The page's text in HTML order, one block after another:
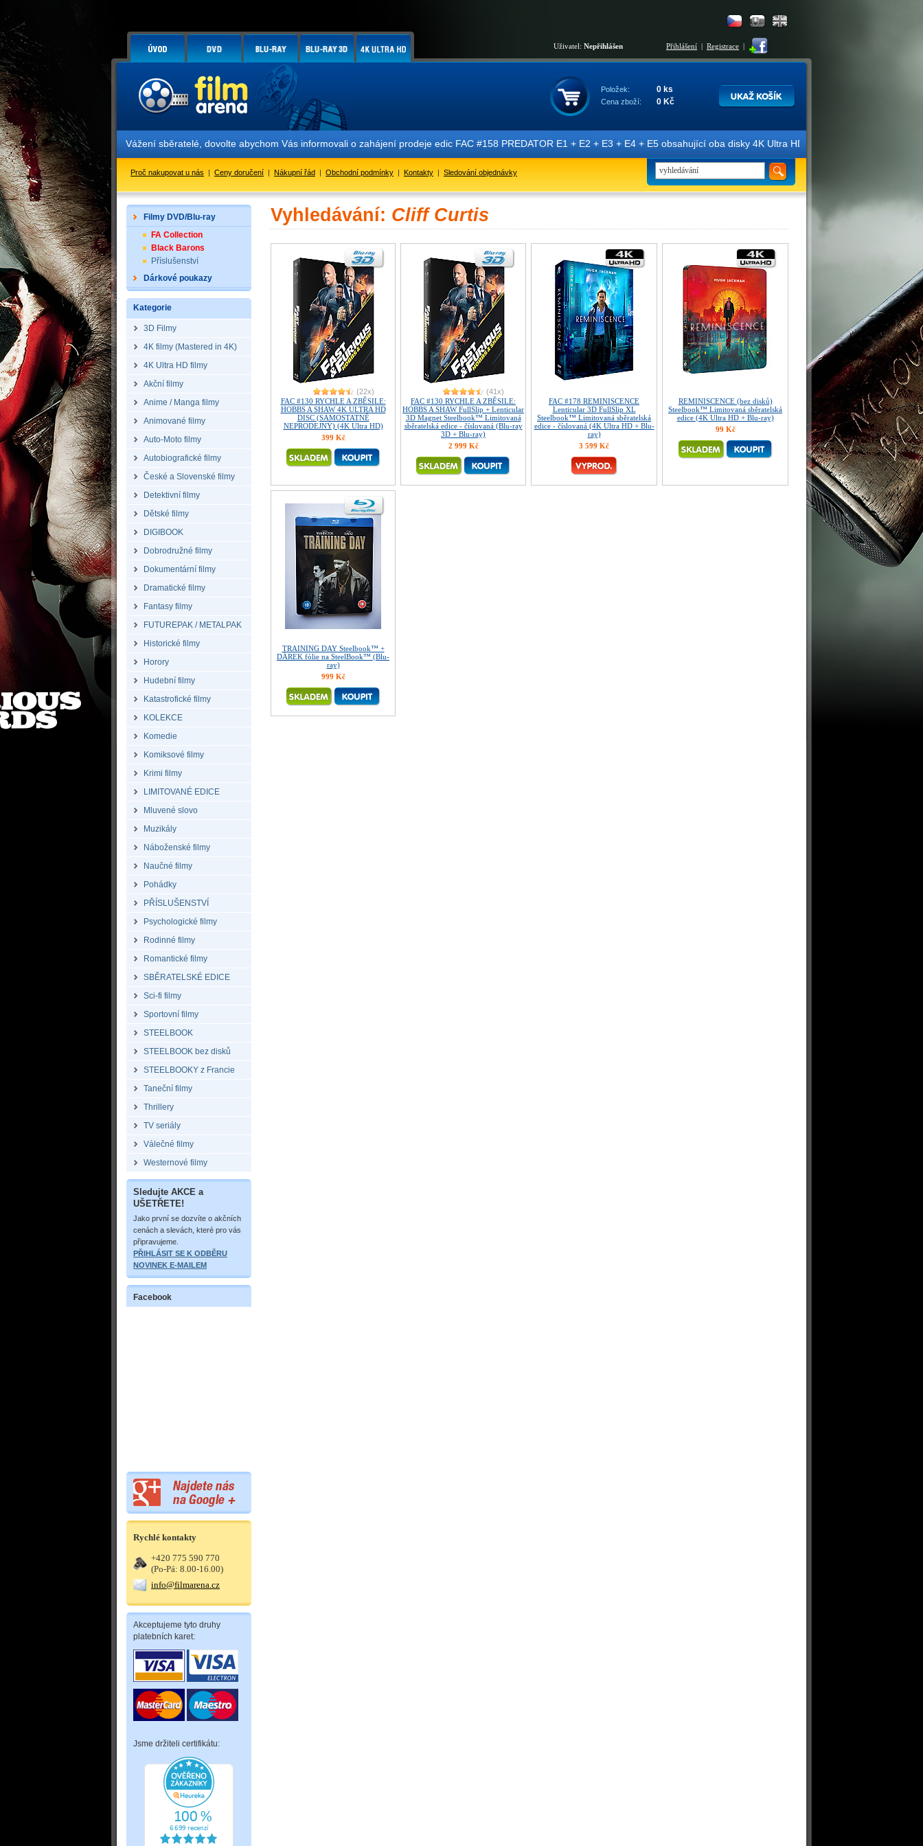
Uživatel: Nepřihlášen Přihlášení | Registrace |
Položek: 0 ks
Cena zboží: 0 Kč
Vážení sběratelé, dovolte abychom Vás informovali o zahájení prodeje edic FAC #158 PREDATOR E1 + E2 + E3 + E4 + E5 obsahující oba disky 4K Ultra HD + Blu-ray 3D/2D.
Proč nakupovat u nás | Ceny doručení | Nákupní řád | Obchodní podmínky | Kontakty | Sledování objednávky
Filmy DVD/Blu-ray
FA Collection
Black Barons
Příslušenství
Dárkové poukazy
Kategorie
3D Filmy
4K filmy (Mastered in 4K)
4K Ultra HD filmy
Akční filmy
Anime / Manga filmy
Animované filmy
Auto-Moto filmy
Autobiografické filmy
České a Slovenské filmy
Detektivní filmy
Dětské filmy
DIGIBOOK
Dobrodružné filmy
Dokumentární filmy
Dramatické filmy
Fantasy filmy
FUTUREPAK / METALPAK
Historické filmy
Horory
Hudební filmy
Katastrofické filmy
KOLEKCE
Komedie
Komiksové filmy
Krimi filmy
LIMITOVANÉ EDICE
Mluvené slovo
Muzikály
Náboženské filmy
Naučné filmy
Pohádky
PŘÍSLUŠENSTVÍ
Psychologické filmy
Rodinné filmy
Romantické filmy
SBĚRATELSKÉ EDICE
Sci-fi filmy
Sportovní filmy
STEELBOOK
STEELBOOK bez disků
STEELBOOKY z Francie
Taneční filmy
Thrillery
TV seriály
Válečné filmy
Westernové filmy
Sledujte AKCE a
UŠETŘETE!
Jako první se dozvíte o akčních
cenách a slevách, které pro vás
připravujeme.
PŘIHLÁSIT SE K ODBĚRU
NOVINEK E-MAILEM
Facebook
Rychlé kontakty
+420 775 590 770
(Po-Pá: 8.00-16.00)
info@filmarena.cz
Akceptujeme tyto druhy
platebních karet:
Jsme držiteli certifikátu:
Vyhledávání: Cliff Curtis
(22x)
FAC #130 RYCHLE A ZBĚSILE:
HOBBS A SHAW 4K ULTRA HD
DISC (SAMOSTATNĚ
NEPRODEJNÝ) (4K Ultra HD)
399 Kč
(41x)
FAC #130 RYCHLE A ZBĚSILE:
HOBBS A SHAW FullSlip + Lenticular
3D Magnet Steelbook™ Limitovaná
sběratelská edice - číslovaná (Blu-ray
3D + Blu-ray)
2 999 Kč
FAC #178 REMINISCENCE
Lenticular 3D FullSlip XL
Steelbook™ Limitovaná sběratelská
edice - číslovaná (4K Ultra HD + Blu-
ray)
3 599 Kč
REMINISCENCE (bez disků)
Steelbook™ Limitovaná sběratelská
edice (4K Ultra HD + Blu-ray)
99 Kč
TRAINING DAY Steelbook™ +
DÁREK fólie na SteelBook™ (Blu-
ray)
999 Kč